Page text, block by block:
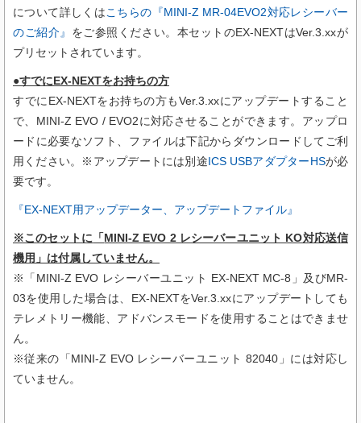
について詳しくはこちらの『MINI-Z MR-04EVO2対応レシーバー
のご紹介』 をご参照ください。本セットのEX-NEXTはVer.3.xxが
プリセットされています。
●すでにEX-NEXTをお持ちの方
すでにEX-NEXTをお持ちの方もVer.3.xxにアップデートすること
で、MINI-Z EVO / EVO2に対応させることができます。アップロ
ードに必要なソフト、ファイルは下記からダウンロードしてご利
用ください。※アップデートには別途ICS USBアダプターHSが必
要です。
『EX-NEXT用アップデーター、アップデートファイル』
※このセットに 「MINI-Z EVO 2 レシーバーユニット KO対応送信
機用 」 は付属していません。
※「MINI-Z EVO レシーバーユニット EX-NEXT MC-8」及びMR-
03を使用した場合は、EX-NEXTをVer.3.xxにアップデートしても
テレメトリー機能、アドバンスモードを使用することはできませ
ん。
※従来の「MINI-Z EVO レシーバーユニット 82040」には対応し
ていません。